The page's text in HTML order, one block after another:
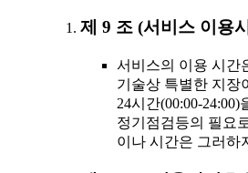
제 9 조 (서비스 이용
서비스의 이용 시간
기술상 특별한 지장
24시간(00:00-
정기점검등의 필요
이나 시간은 그러하